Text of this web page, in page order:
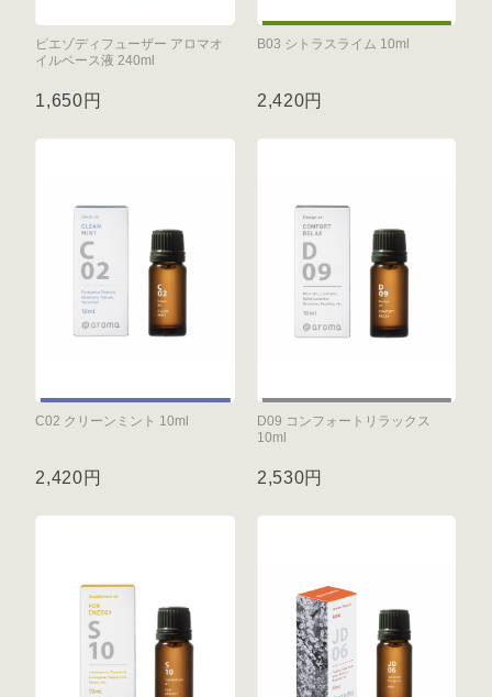
ピエゾディフューザー アロマオ
イルベース液 240ml
1,650円
B03 シトラスライム 10ml
2,420円
C02 クリーンミント 10ml
2,420円
D09 コンフォートリラックス
10ml
2,530円